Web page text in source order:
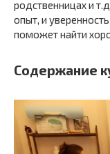
родственницах и
опыт, и
поможет найти
Содержание